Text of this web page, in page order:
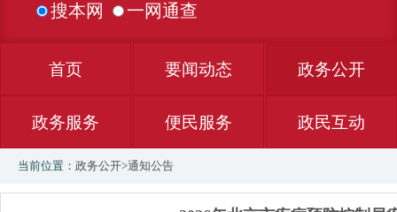
搜本网 一网通查
首页 要闻动态 政务公开
政务服务 便民服务 政民互动
当前位置： 政务公开>通知公告